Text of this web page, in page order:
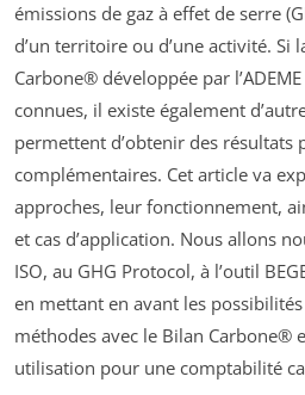
émissions de gaz à effet de serre
d’un territoire ou d’une activité. Si
Carbone® développée par
connues, il existe également
permettent d’obtenir des résultats
complémentaires. Cet article va
approches, leur fonctionnement,
et cas d’application. Nous allons
ISO, au GHG Protocol, à l’outil
en mettant en avant les
méthodes avec le Bilan Carbone®
utilisation pour une comptabilité